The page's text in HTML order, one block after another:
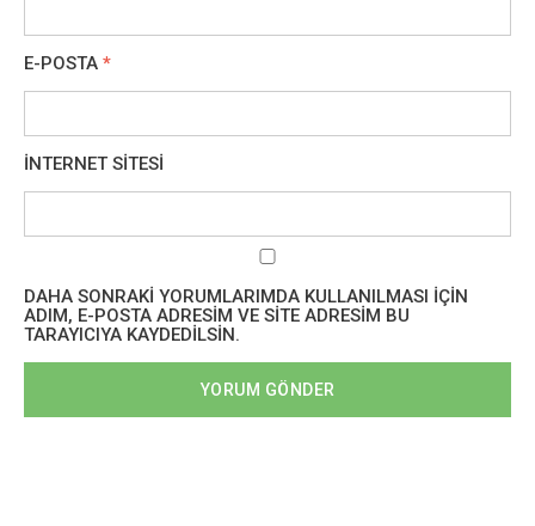
E-POSTA *
İNTERNET SITESI
DAHA SONRAKI YORUMLARIMDA KULLANILMASI IÇIN
ADIM, E-POSTA ADRESIM VE SITE ADRESIM BU
TARAYICIYA KAYDEDILSIN.